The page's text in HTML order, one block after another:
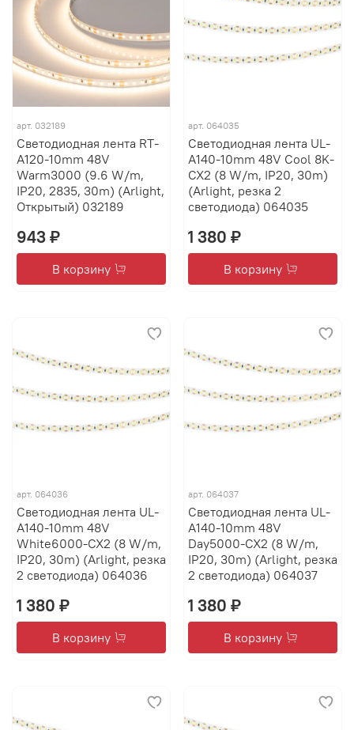
арт. 032189
Светодиодная лента RT-
A120-10mm 48V
Warm3000 (9.6 W/m,
IP20, 2835, 30m) (Arlight,
Открытый) 032189
943 ₽
В корзину
арт. 064035
Светодиодная лента UL-
A140-10mm 48V Cool 8K-
CX2 (8 W/m, IP20, 30m)
(Arlight, резка 2
светодиода) 064035
1 380 ₽
В корзину
арт. 064036
Светодиодная лента UL-
A140-10mm 48V
White6000-CX2 (8 W/m,
IP20, 30m) (Arlight, резка
2 светодиода) 064036
1 380 ₽
В корзину
арт. 064037
Светодиодная лента UL-
A140-10mm 48V
Day5000-CX2 (8 W/m,
IP20, 30m) (Arlight, резка
2 светодиода) 064037
1 380 ₽
В корзину